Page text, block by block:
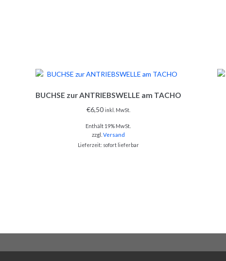
BUCHSE zur ANTRIEBSWELLE am TACHO
€6,50 inkl. MwSt.
Enthält 19% MwSt.
zzgl. Versand
Lieferzeit: sofort lieferbar